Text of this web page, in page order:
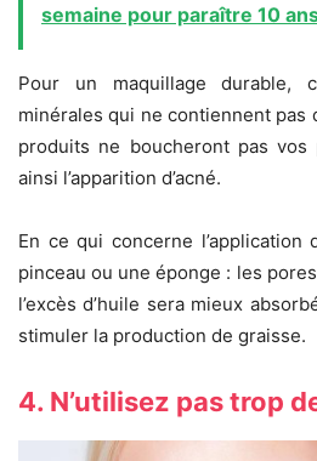
semaine pour paraître 10
Pour un maquillage durable,
minérales qui ne contiennent pas
produits ne boucheront pas
ainsi l’apparition d’acné.
En ce qui concerne
pinceau ou une éponge : les
l’excès d’huile sera mieux
stimuler la production de graisse.
4. N’utilisez pas trop